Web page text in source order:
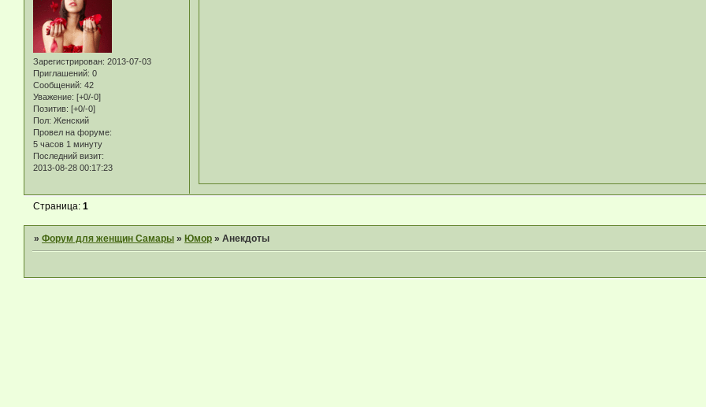
Зарегистрирован: 2013-07-03
Приглашений: 0
Сообщений: 42
Уважение: [+0/-0]
Позитив: [+0/-0]
Пол: Женский
Провел на форуме:
5 часов 1 минуту
Последний визит:
2013-08-28 00:17:23
Страница:1
»Форум для женщин Самары » Юмор »Анекдоты